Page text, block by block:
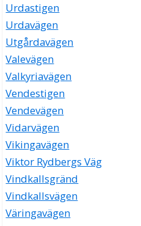
Urdastigen
Urdavägen
Utgårdavägen
Valevägen
Valkyriavägen
Vendestigen
Vendevägen
Vidarvägen
Vikingavägen
Viktor Rydbergs Väg
Vindkallsgränd
Vindkallsvägen
Väringavägen